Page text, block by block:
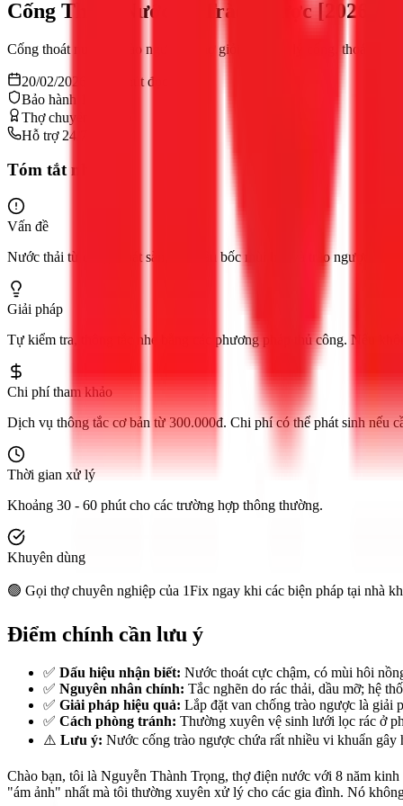
Cống Thoát Nước Bị Trào Ngược [2026]:
Cống thoát nước bị trào ngược? Thợ giỏi 1Fix xử lý cống, thoát sàn
20/02/2026
phút đọc
Bảo hành 12 tháng
Thợ chuyên nghiệp
Hỗ trợ 24/7
Tóm tắt nhanh
Vấn đề
Nước thải từ cống thoát sàn, bồn cầu bốc mùi hôi và trào ngược lên
Giải pháp
Tự kiểm tra, thông tắc nhẹ bằng các phương pháp thủ công. Nếu
Chi phí tham khảo
Dịch vụ thông tắc cơ bản từ 300.000đ. Chi phí có thể phát sinh nếu
Thời gian xử lý
Khoảng 30 - 60 phút cho các trường hợp thông thường.
Khuyên dùng
🟢 Gọi thợ chuyên nghiệp của 1Fix ngay khi các biện pháp tại nhà
Điểm chính cần lưu ý
✅ Dấu hiệu nhận biết: Nước thoát cực chậm, có mùi hôi
✅ Nguyên nhân chính: Tắc nghẽn do rác thải, dầu mỡ; hệ
✅ Giải pháp hiệu quả: Lắp đặt van chống trào ngược là giải
✅ Cách phòng tránh: Thường xuyên vệ sinh lưới lọc rác ở
⚠️ Lưu ý: Nước cống trào ngược chứa rất nhiều vi khuẩn
Chào bạn, tôi là Nguyễn Thành Trọng, thợ điện nước với 8 năm
"ám ảnh" nhất mà tôi thường xuyên xử lý cho các gia đình. Nó